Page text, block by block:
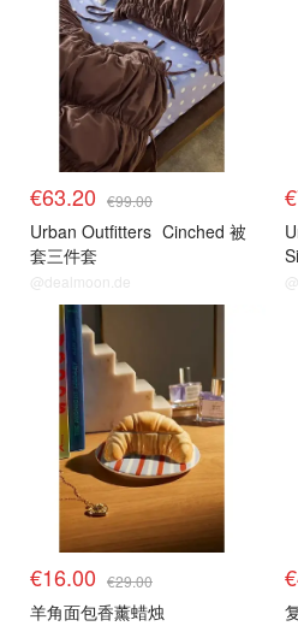
€63.20 €99.00
Urban Outfitters Cinched 被
套三件套
@dealmoon.de
€16.00 €29.00
羊角面包香薰蜡烛